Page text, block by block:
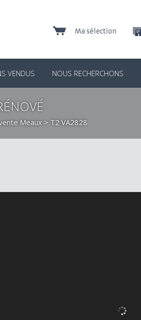
Ma sélection
VENDUS NOUS RECHERCHONS
Meaux > T2 VA2828